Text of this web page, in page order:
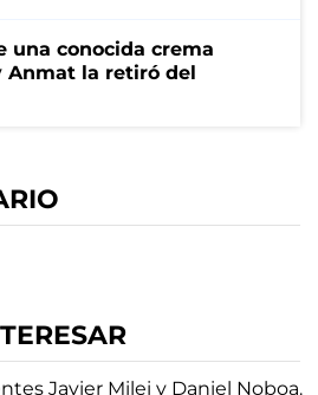
una conocida crema
la retiró del